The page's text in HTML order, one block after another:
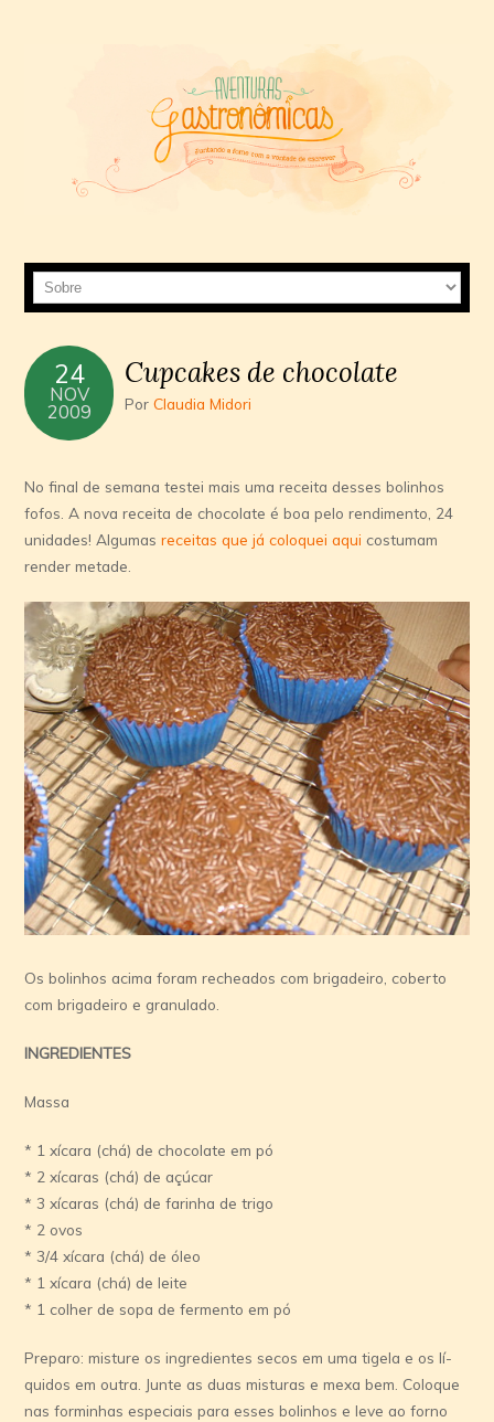
24
NOV
2009
Cupcakes de chocolate
PorClaudia Midori
No final de semana testei mais uma receita desses bolinhos
fofos. A nova receita de chocolate é boa pelo rendimento, 24
unidades! Algumasreceitas que já coloquei aquicostumam
render metade.
Os bolinhos acima foram recheados com brigadeiro, coberto
com brigadeiro e granulado.
INGREDIENTES
Massa
* 1 xí­cara (chá) de chocolate em pó
* 2 xí­caras (chá) de açúcar
* 3 xí­caras (chá) de farinha de trigo
* 2 ovos
* 3/4 xí­cara (chá) de óleo
* 1 xí­cara (chá) de leite
* 1 colher de sopa de fermento em pó
Preparo: misture os ingredientes secos em uma tigela e os lí­
quidos em outra. Junte as duas misturas e mexa bem. Coloque
nas forminhas especiais para esses bolinhos e leve ao forno